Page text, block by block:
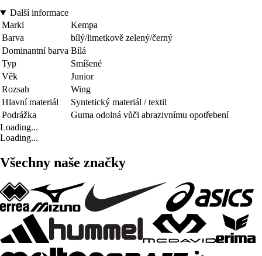
Další informace
Marki
Kempa
Barva
bílý/limetkově zelený/černý
Dominantní barva Bílá
Typ
Smíšené
Věk
Junior
Rozsah
Wing
Hlavní materiál
Syntetický materiál / textil
Podrážka
Guma odolná vůči abrazivnímu opotřebení
Loading...
Loading...
Všechny naše značky